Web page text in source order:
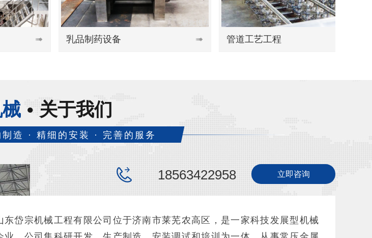
制药设备  管道工艺工程 
关于我们
造 · 精细的安装 · 完善的服务
18563422958 立即咨询
宗机械工程有限公司位于济南市莱芜农高区，是一家科技发展型机械